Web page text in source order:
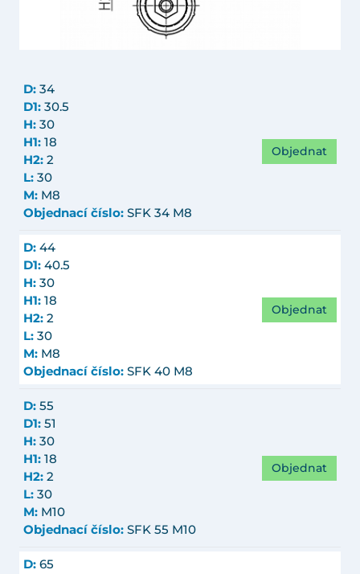
D: 34
D1: 30.5
H: 30
H1: 18
H2: 2
L: 30
M: M8
Objednací číslo: SFK 34 M8
Objednat
D: 44
D1: 40.5
H: 30
H1: 18
H2: 2
L: 30
M: M8
Objednací číslo: SFK 40 M8
Objednat
D: 55
D1: 51
H: 30
H1: 18
H2: 2
L: 30
M: M10
Objednací číslo: SFK 55 M10
Objednat
D: 65